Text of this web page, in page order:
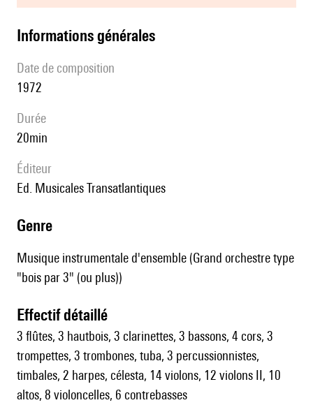
informations générales
date de composition
1972
durée
20min
éditeur
Ed. Musicales Transatlantiques
genre
Musique instrumentale d'ensemble (Grand orchestre type
"bois par 3" (ou plus))
effectif détaillé
3 flûtes, 3 hautbois, 3 clarinettes, 3 bassons, 4 cors, 3
trompettes, 3 trombones, tuba, 3 percussionnistes,
timbales, 2 harpes, célesta, 14 violons, 12 violons II, 10
altos, 8 violoncelles, 6 contrebasses